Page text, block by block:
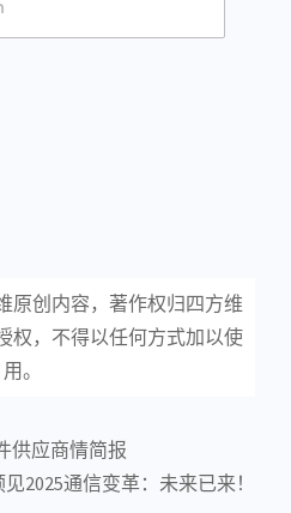
原创内容，著作权归四方维
权，不得以任何方式加以使
用。
供应商情简报
见2025通信变革：未来已来！